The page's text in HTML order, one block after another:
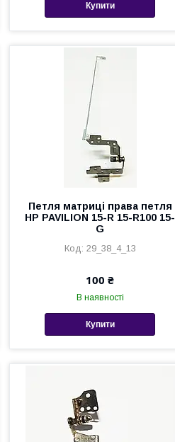
Купити
Петля матриці права петля
HP PAVILION 15-R 15-R100 15-
G
29_38_4_13
100 ₴
В наявності
Купити